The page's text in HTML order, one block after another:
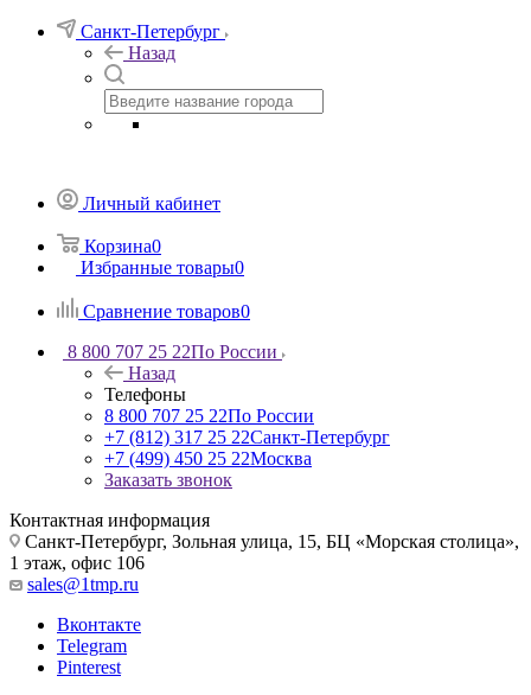
Санкт-Петербург
Назад
Личный кабинет
Корзина0
Избранные товары0
Сравнение товаров0
8 800 707 25 22По России
Назад
Телефоны
8 800 707 25 22По России
+7 (812) 317 25 22Санкт-Петербург
+7 (499) 450 25 22Москва
Заказать звонок
Контактная информация
Санкт-Петербург, Зольная улица, 15, БЦ «Морская столица»,
1 этаж, офис 106
sales@1tmp.ru
Вконтакте
Telegram
Pinterest